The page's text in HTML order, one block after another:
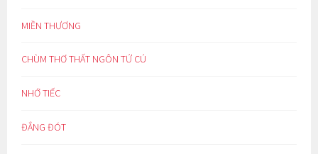
MIỀN THƯƠNG
CHÙM THƠ THẤT NGÔN TỨ CÚ
NHỚ TIẾC
ĐẮNG ĐÓT